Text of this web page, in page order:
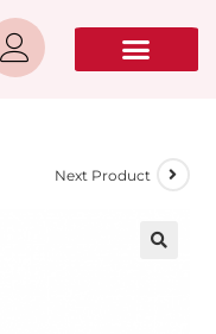
Next Product